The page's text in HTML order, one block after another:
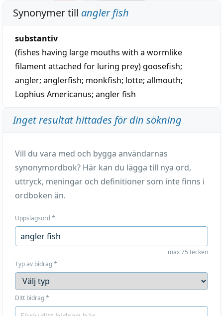
Synonymer till angler fish
substantiv
(fishes having large mouths with a wormlike
filament attached for luring prey)goosefish;
angler; anglerfish; monkfish; lotte; allmouth;
Lophius Americanus; angler fish
Inget resultat hittades för din sökning
Vill du vara med och bygga användarnas
synonymordbok? Här kan du lägga till nya ord,
uttryck, meningar och definitioner som inte finns i
ordboken än.
Uppslagsord*
max 75 tecken
Typ av bidrag*
Ditt bidrag*